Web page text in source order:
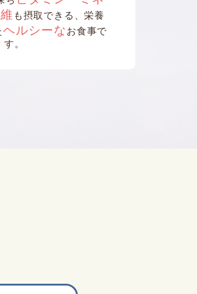
も摂取できる、栄養
ヘルシーな お食事で
す。